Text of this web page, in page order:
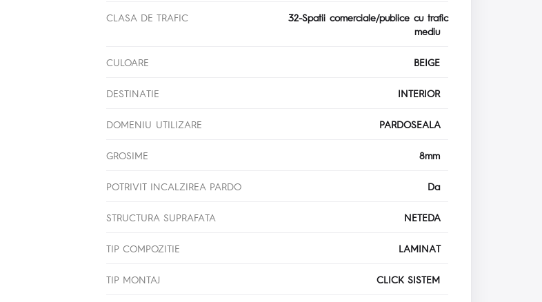
CLASA DE TRAFIC
32-Spatii comerciale/publice cu trafic
mediu
CULOARE BEIGE
DESTINATIE INTERIOR
DOMENIU UTILIZARE PARDOSEALA
GROSIME 8mm
POTRIVIT INCALZIREA PARDO Da
STRUCTURA SUPRAFATA NETEDA
TIP COMPOZITIE LAMINAT
TIP MONTAJ CLICK SISTEM